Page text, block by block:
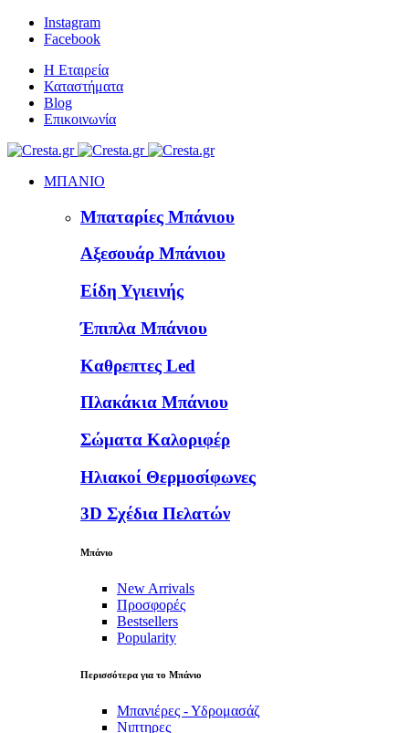
Instagram
Facebook
Η Εταιρεία
Καταστήματα
Blog
Επικοινωνία
ΜΠΑΝΙΟ
Μπαταρίες Μπάνιου
Αξεσουάρ Μπάνιου
Είδη Υγιεινής
Έπιπλα Μπάνιου
Καθρεπτες Led
Πλακάκια Μπάνιου
Σώματα Καλοριφέρ
Ηλιακοί Θερμοσίφωνες
3D Σχέδια Πελατών
Μπάνιο
New Arrivals
Προσφορές
Bestsellers
Popularity
Περισσότερα για το Μπάνιο
Μπανιέρες - Υδρομασάζ
Νιπτηρες